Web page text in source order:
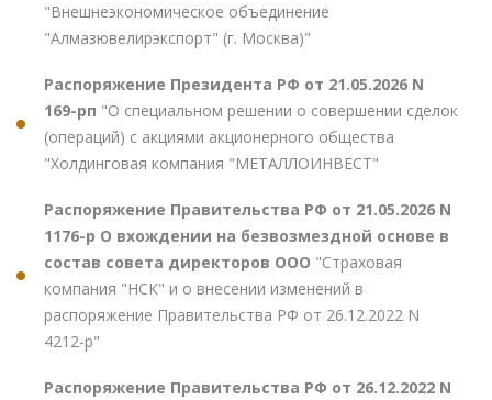
"Внешнеэкономическое объединение
"Алмазювелирэкспорт" (г. Москва)"
Распоряжение Президента РФ от 21.05.2026 N
169-рп "О специальном решении о совершении сделок
(операций) с акциями акционерного общества
"Холдинговая компания "МЕТАЛЛОИНВЕСТ"
Распоряжение Правительства РФ от 21.05.2026 N
1176-р О вхождении на безвозмездной основе в
состав совета директоров ООО "Страховая
компания "НСК" и о внесении изменений в
распоряжение Правительства РФ от 26.12.2022 N
4212-р"
Распоряжение Правительства РФ от 26.12.2022 N